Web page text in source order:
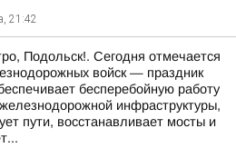
21:42
Подольск!. Сегодня отмечается
войск — праздник
бесперебойную работу
инфраструктуры,
пути, восстанавливает мосты и